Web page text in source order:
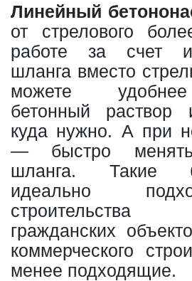
Линейный
от стрелового
работе за счет
шланга вместо
можете
бетонный раствор
куда нужно. А при
— быстро
шланга. Такие
идеально
строительства
гражданских
коммерческого
менее подходящие.